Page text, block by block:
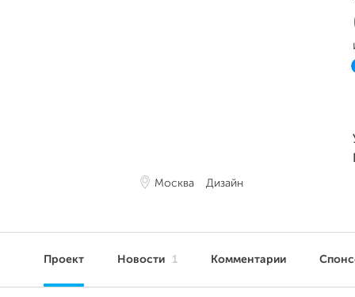
Москва Дизайн
Проект Новости 1 Комментарии